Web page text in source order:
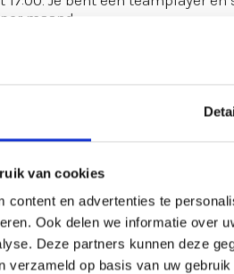
van cookies
content en advertenties te
Ook delen we informatie over
Deze partners kunnen deze
verzameld op basis van uw
maand.
van €16,41 per uur. Er zijn
Verrassingen door het jaar
feesten, kerstcadeaus, lekkers
Wij hebben onze werving en
contact met je opnemen .